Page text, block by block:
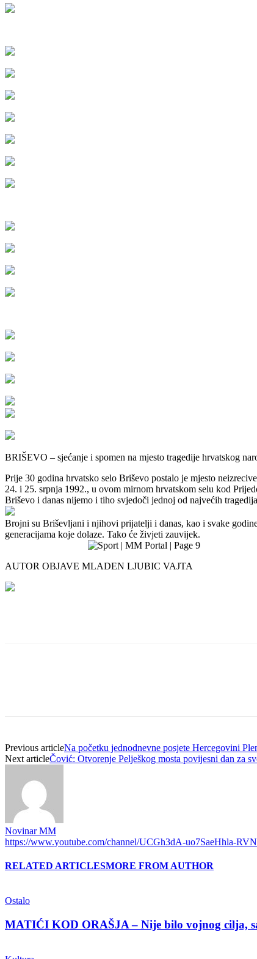
BRIŠEVO – sjećanje i spomen na mjesto tragedije hrvatskog
Prije 30 godina hrvatsko selo Briševo postalo je mjesto
24. i 25. srpnja 1992., u ovom mirnom hrvatskom selu kod
Briševo i danas nijemo i tiho svjedoči jednoj od najvećih
Brojni su Briševljani i njihovi prijatelji i danas, kao i svake
generacijama koje dolaze. Tako će živjeti zauvijek.
AUTOR OBJAVE MLADEN LJUBIC VAJTA
Previous articleNa početku jednodnevne posjete Hercegovini
Next articleČović: Otvorenje Pelješkog mosta povijesni dan za
Novinar MM
https://www.youtube.com/channel/UCGh3dA-uo7SaeHhla-
RELATED ARTICLESMORE FROM AUTHOR
Ostalo
MATIĆI KOD ORAŠJA – Nije bilo vojnog cilja,